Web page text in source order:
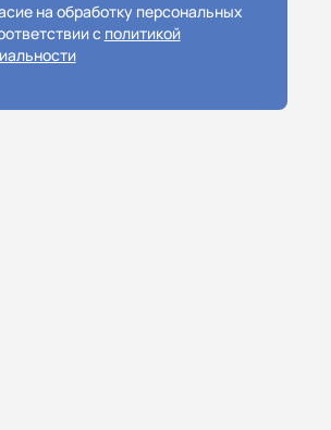
на обработку персональных
с политикой